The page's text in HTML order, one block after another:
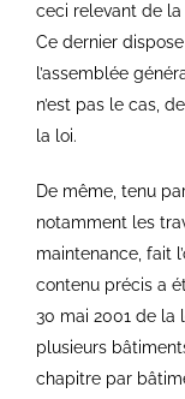
ceci relevant de
Ce dernier
l’assemblée
n’est pas le cas,
la loi.
De même, tenu
notamment les
maintenance, fait
contenu précis a
30 mai 2001 de la
plusieurs
chapitre par